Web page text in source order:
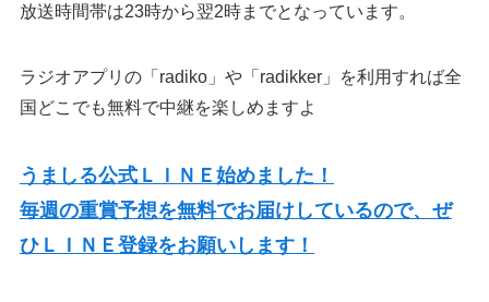
放送時間帯は23時から翌2時までとなっています。
ラジオアプリの「radiko」や「radikker」を利用すれば全
国どこでも無料で中継を楽しめますよ
うましる公式ＬＩＮＥ始めました！
毎週の重賞予想を無料でお届けしているので、ぜ
ひＬＩＮＥ登録をお願いします！